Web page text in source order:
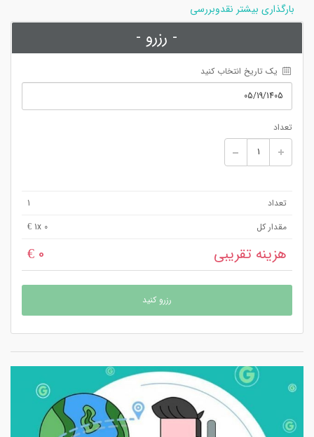
بارگذاری بیشتر نقدوبررسی
- رزرو -
یک تاریخ انتخاب کنید
تعداد
تعداد
1
مقدار کل
1x 0 €
هزینه تقریبی 0 €
رزرو کنید